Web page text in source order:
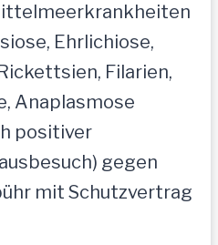
Ehrlichiose,
Filarien,
Anaplasmose
positiver
gegen
mit Schutzvertrag